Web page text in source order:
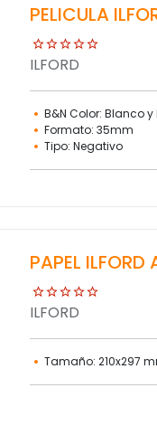
PELICULA
ILFORD
B&N Color: Blanco y
Formato: 35mm
Tipo: Negativo
PAPEL
ILFORD
Tamaño: 210x297